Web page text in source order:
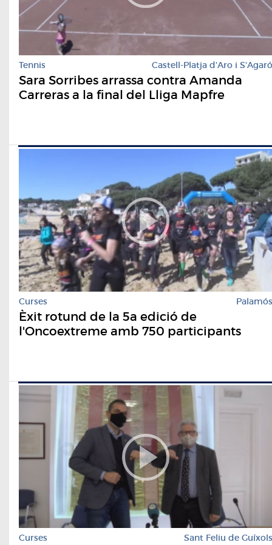
Tennis Castell-Platja d'Aro i S'Agaró
Sara Sorribes arrassa contra Amanda
Carreras a la final del Lliga Mapfre
Curses Palamós
Èxit rotund de la 5a edició de
l'Oncoextreme amb 750 participants
Curses Sant Feliu de Guíxols